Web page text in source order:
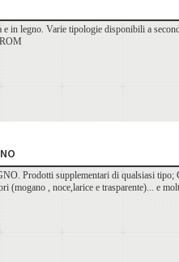
e in legno. Varie tipologie disponibili a
Prodotti supplementari di qualsiasi
(mogano , noce,larice e trasparente)... e